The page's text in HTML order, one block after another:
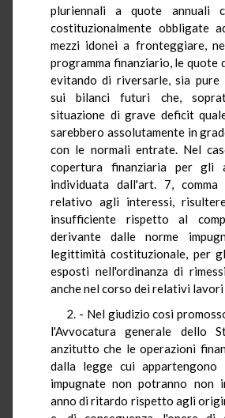
pluriennali a quote annuali
costituzionalmente obbligate
mezzi idonei a fronteggiare,
programma finanziario, le quote
evitando di riversarle, sia pure
sui bilanci futuri che,
situazione di grave deficit
sarebbero assolutamente in
con le normali entrate. Nel
copertura finanziaria per gli
individuata dall'art. 7,
relativo agli interessi,
insufficiente rispetto al
derivante dalle norme
legittimità costituzionale, per
esposti nell'ordinanza di
anche nel corso dei relativi
2. - Nel giudizio cosi
l'Avvocatura generale dello
anzitutto che le operazioni
dalla legge cui appartengono
impugnate non potranno non
anno di ritardo rispetto agli